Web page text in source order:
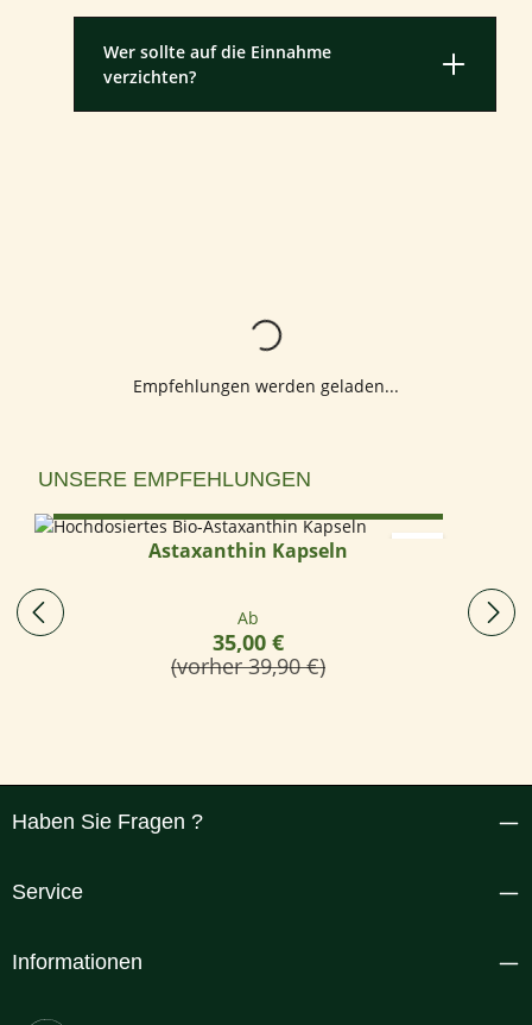
Wer sollte auf die Einnahme
verzichten?
Lädt...
Empfehlungen werden geladen...
Produktgalerie überspringen
UNSERE EMPFEHLUNGEN
Astaxanthin Kapseln
Regulärer Preis:
Ab
35,00 €
(vorher 39,90 €)
Haben Sie Fragen ?
Service
Informationen